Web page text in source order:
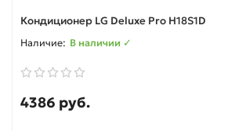
Кондиционер LG Deluxe Pro H18S1D
В наличии ✓
4386 руб.